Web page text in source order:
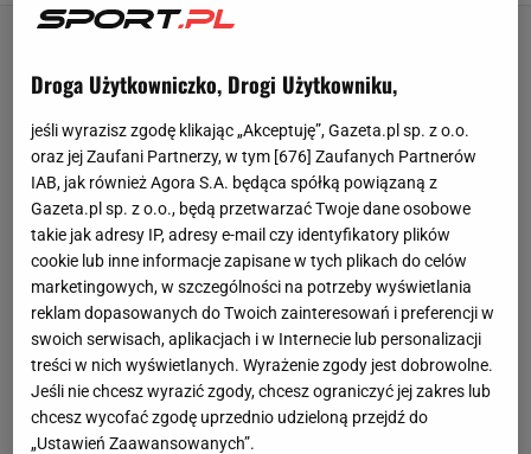
Droga Użytkowniczko, Drogi Użytkowniku,
jeśli wyrazisz zgodę klikając „Akceptuję”, Gazeta.pl sp. z o.o.
oraz jej Zaufani Partnerzy, w tym [676] Zaufanych Partnerów
IAB, jak również Agora S.A. będąca spółką powiązaną z
Gazeta.pl sp. z o.o., będą przetwarzać Twoje dane osobowe
takie jak adresy IP, adresy e-mail czy identyfikatory plików
cookie lub inne informacje zapisane w tych plikach do celów
marketingowych, w szczególności na potrzeby wyświetlania
reklam dopasowanych do Twoich zainteresowań i preferencji w
swoich serwisach, aplikacjach i w Internecie lub personalizacji
treści w nich wyświetlanych. Wyrażenie zgody jest dobrowolne.
Jeśli nie chcesz wyrazić zgody, chcesz ograniczyć jej zakres lub
chcesz wycofać zgodę uprzednio udzieloną przejdź do
„Ustawień Zaawansowanych”.